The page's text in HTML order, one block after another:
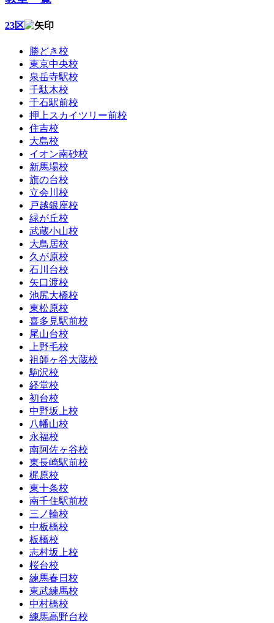
23区
勝どき校
東京中央校
泉岳寺駅校
千駄木校
千石駅前校
押上スカイツリー前校
住吉校
大島校
イオン南砂校
新馬場校
旗の台校
立会川校
戸越銀座校
緑が丘校
武蔵小山校
大鳥居校
久が原校
石川台校
矢口渡校
池尻大橋校
東松原校
喜多見駅前校
尾山台校
上野毛校
祖師ヶ谷大蔵校
駒沢校
経堂校
初台校
中野坂上校
八幡山校
永福校
南阿佐ヶ谷校
東長崎駅前校
梶原校
東十条校
南千住駅前校
三ノ輪校
中板橋校
板橋校
志村坂上校
桜台校
練馬春日校
東武練馬校
中村橋校
練馬高野台校